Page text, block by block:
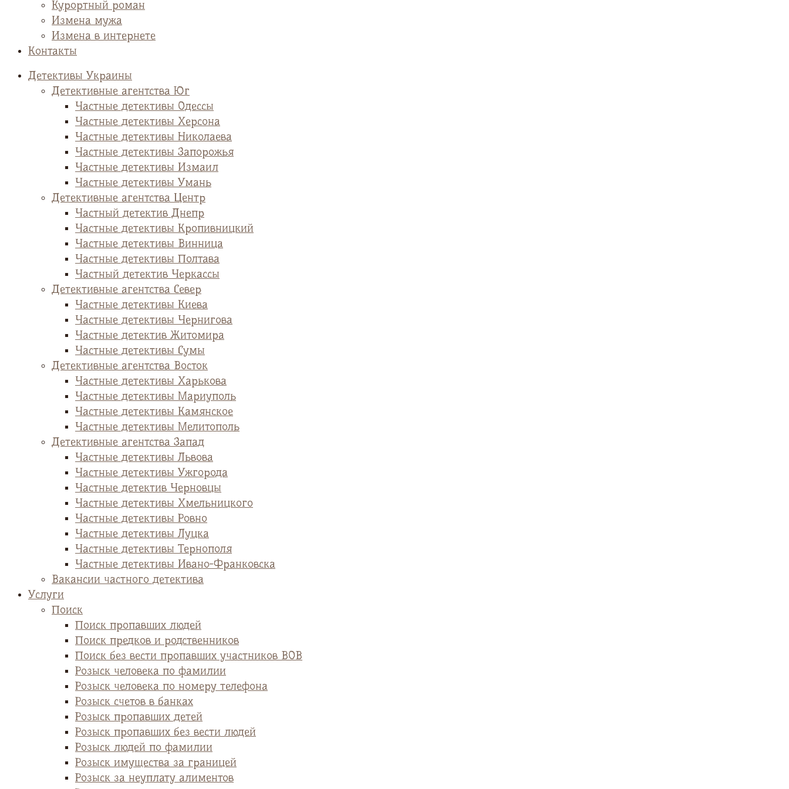
Курортный роман
Измена мужа
Измена в интернете
Контакты
Детективы Украины
Детективные агентства Юг
Частные детективы Одессы
Частные детективы Херсона
Частные детективы Николаева
Частные детективы Запорожья
Частные детективы Измаил
Частные детективы Умань
Детективные агентства Центр
Частный детектив Днепр
Частные детективы Кропивницкий
Частные детективы Винница
Частные детективы Полтава
Частный детектив Черкассы
Детективные агентства Север
Частные детективы Киева
Частные детективы Чернигова
Частные детектив Житомира
Частные детективы Сумы
Детективные агентства Восток
Частные детективы Харькова
Частные детективы Мариуполь
Частные детективы Камянское
Частные детективы Мелитополь
Детективные агентства Запад
Частные детективы Львова
Частные детективы Ужгорода
Частные детектив Черновцы
Частные детективы Хмельницкого
Частные детективы Ровно
Частные детективы Луцка
Частные детективы Тернополя
Частные детективы Ивано-Франковска
Вакансии частного детектива
Услуги
Поиск
Поиск пропавших людей
Поиск предков и родственников
Поиск без вести пропавших участников ВОВ
Розыск человека по фамилии
Розыск человека по номеру телефона
Розыск счетов в банках
Розыск пропавших детей
Розыск пропавших без вести людей
Розыск людей по фамилии
Розыск имущества за границей
Розыск за неуплату алиментов